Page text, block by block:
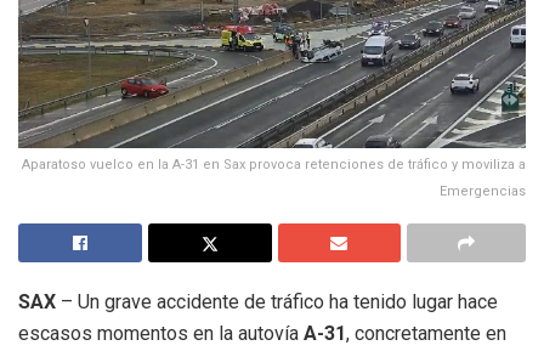
Aparatoso vuelco en la A-31 en Sax provoca retenciones de tráfico y moviliza a
Emergencias
SAX – Un grave accidente de tráfico ha tenido lugar hace
escasos momentos en la autovía A-31, concretamente en